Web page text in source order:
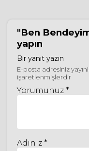
"Ben
yapın
Bir yanıt yazın
E-posta adresiniz
işaretlenmişlerdir
Yorumunuz *
Adınız *